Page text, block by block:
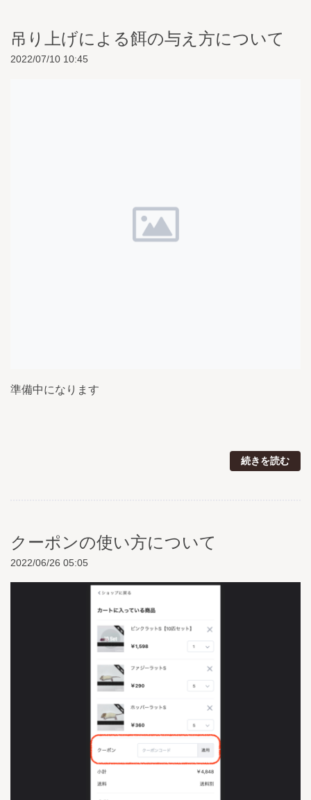
吊り上げによる餌の与え方について
2022/07/10 10:45
準備中になります
続きを読む
クーポンの使い方について
2022/06/26 05:05